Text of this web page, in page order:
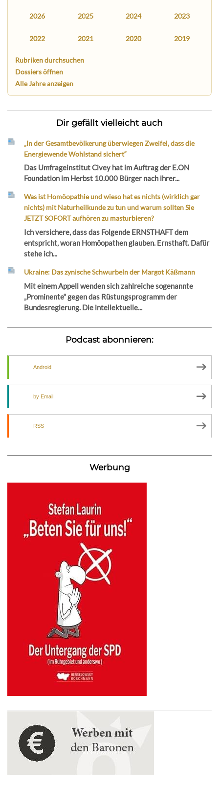
2026 2025 2024 2023
2022 2021 2020 2019
Rubriken durchsuchen
Dossiers öffnen
Alle Jahre anzeigen
Dir gefällt vielleicht auch
„In der Gesamtbevölkerung überwiegen Zweifel, dass die
Energiewende Wohlstand sichert“
Das Umfrageinstitut Civey hat im Auftrag der E.ON
Foundation im Herbst 10.000 Bürger nach ihrer...
Was ist Homöopathie und wieso hat es nichts (wirklich gar
nichts) mit Naturheilkunde zu tun und warum sollten Sie
JETZT SOFORT aufhören zu masturbieren?
Ich versichere, dass das Folgende ERNSTHAFT dem
entspricht, woran Homöopathen glauben. Ernsthaft. Dafür
stehe ich...
Ukraine: Das zynische Schwurbeln der Margot Käßmann
Mit einem Appell wenden sich zahlreiche sogenannte
„Prominente“ gegen das Rüstungsprogramm der
Bundesregierung. Die intellektuelle...
Podcast abonnieren:
Android
by Email
RSS
Werbung